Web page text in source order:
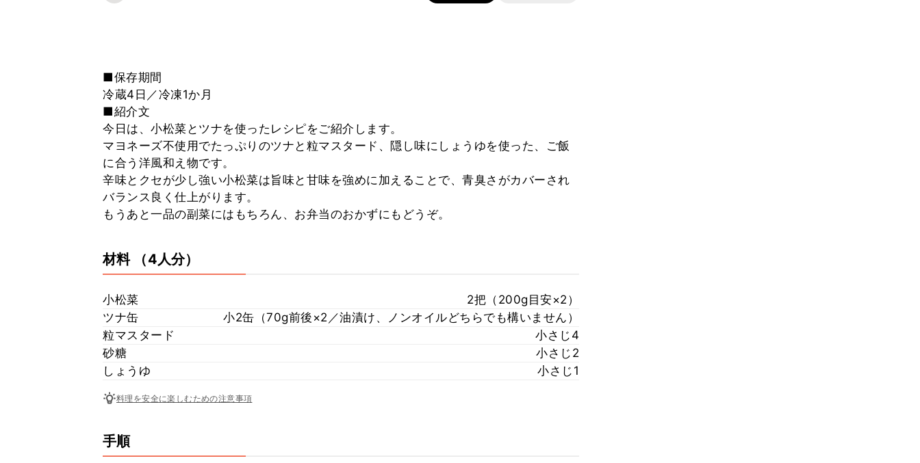
■保存期間
冷蔵4日／冷凍1か月
■紹介文
今日は、小松菜とツナを使ったレシピをご紹介します。
マヨネーズ不使用でたっぷりのツナと粒マスタード、隠し味にしょうゆを使った、ご飯
に合う洋風和え物です。
辛味とクセが少し強い小松菜は旨味と甘味を強めに加えることで、青臭さがカバーされ
バランス良く仕上がります。
もうあと一品の副菜にはもちろん、お弁当のおかずにもどうぞ。
材料 （4人分）
小松菜
2把（200g目安×2）
ツナ缶
小2缶（70g前後×2／油漬け、ノンオイルどちらでも構いません）
粒マスタード
小さじ4
砂糖
小さじ2
しょうゆ
小さじ1
料理を安全に楽しむための注意事項
手順